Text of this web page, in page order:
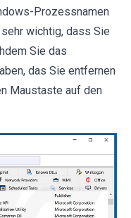
Prozessnamen
wichtig, dass Sie
Sie das
das Sie entfernen
Maustaste auf den